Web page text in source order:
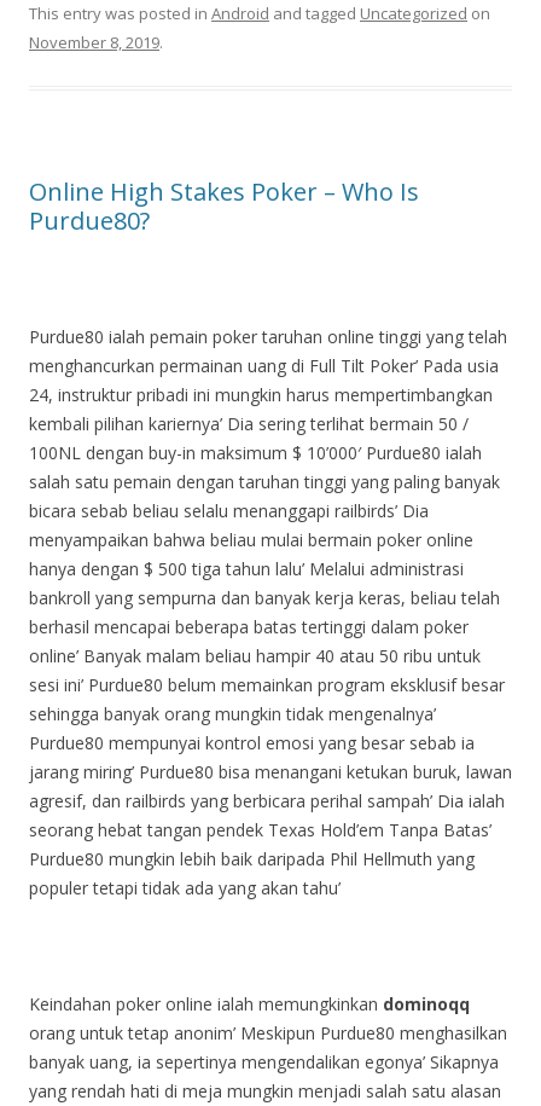
This entry was posted in Android and tagged Uncategorized on
November 8, 2019.
Online High Stakes Poker – Who Is
Purdue80?
Purdue80 ialah pemain poker taruhan online tinggi yang telah
menghancurkan permainan uang di Full Tilt Poker’ Pada usia
24, instruktur pribadi ini mungkin harus mempertimbangkan
kembali pilihan kariernya’ Dia sering terlihat bermain 50 /
100NL dengan buy-in maksimum $ 10’000′ Purdue80 ialah
salah satu pemain dengan taruhan tinggi yang paling banyak
bicara sebab beliau selalu menanggapi railbirds’ Dia
menyampaikan bahwa beliau mulai bermain poker online
hanya dengan $ 500 tiga tahun lalu’ Melalui administrasi
bankroll yang sempurna dan banyak kerja keras, beliau telah
berhasil mencapai beberapa batas tertinggi dalam poker
online’ Banyak malam beliau hampir 40 atau 50 ribu untuk
sesi ini’ Purdue80 belum memainkan program eksklusif besar
sehingga banyak orang mungkin tidak mengenalnya’
Purdue80 mempunyai kontrol emosi yang besar sebab ia
jarang miring’ Purdue80 bisa menangani ketukan buruk, lawan
agresif, dan railbirds yang berbicara perihal sampah’ Dia ialah
seorang hebat tangan pendek Texas Hold’em Tanpa Batas’
Purdue80 mungkin lebih baik daripada Phil Hellmuth yang
populer tetapi tidak ada yang akan tahu’
Keindahan poker online ialah memungkinkan dominoqq
orang untuk tetap anonim’ Meskipun Purdue80 menghasilkan
banyak uang, ia sepertinya mengendalikan egonya’ Sikapnya
yang rendah hati di meja mungkin menjadi salah satu alasan